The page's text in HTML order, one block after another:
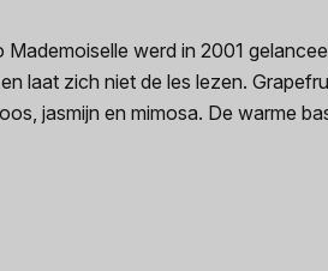
werd in 2001
laat zich niet de les lezen.
jasmijn en mimosa. De warme